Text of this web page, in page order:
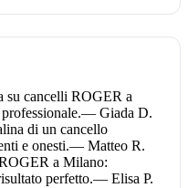
su cancelli ROGER a
— Giada D.
di un cancello
e onesti.— Matteo R.
a Milano:
perfetto.— Elisa P.